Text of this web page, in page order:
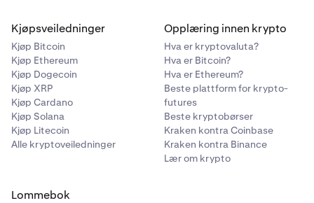
4
Du vil deretter bli tatt til et par verifiseringsspørsmål.
Svar på disse spørsmålene, og klikkFortsett.
5
Det var det hele! Hvis kontoen din er kvalifisert for
xStocks, skal Lås opp-knappen bli til enLåst opp-
bekreftelse, og du kan begynne å handle xStocks.
5
Du vil deretter bli tatt til et par verifiseringsspørsmål.
Svar på disse spørsmålene, og klikkFortsett.
6
Det var det hele! Hvis kontoen din er kvalifisert for
xStocks, skal Lås opp-knappen bli til en
bekreftelse, og du kan begynne å handle xStocks.
Kjøpsveiledninger
Kjøp Bitcoin
Kjøp Ethereum
Kjøp Dogecoin
Kjøp XRP
Kjøp Cardano
Kjøp Solana
Kjøp Litecoin
Alle kryptoveiledninger
Opplæring innen krypto
Hva er kryptovaluta?
Hva er Bitcoin?
Hva er Ethereum?
Beste plattform for krypto-
futures
Beste kryptobørser
Kraken kontra Coinbase
Kraken kontra Binance
Lær om krypto
Lommebok